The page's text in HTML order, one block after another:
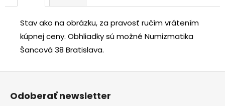
Stav ako na obrázku, za pravosť ručím vrátením
kúpnej ceny. Obhliadky sú možné Numizmatika
Šancová 38 Bratislava.
Z
Odoberať newsletter